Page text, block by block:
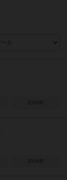
2020年
2018年